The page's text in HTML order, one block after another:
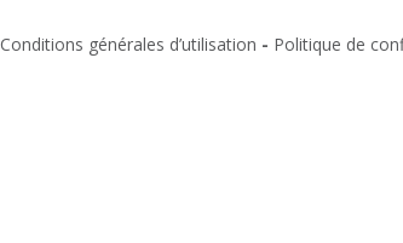
Conditions générales d’utilisation - Politique de